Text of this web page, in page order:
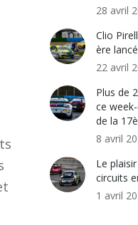
28 avril
Clio
ère
22 avril
Plus de
ce
de la
8 avril
Le
circuits
1 avril